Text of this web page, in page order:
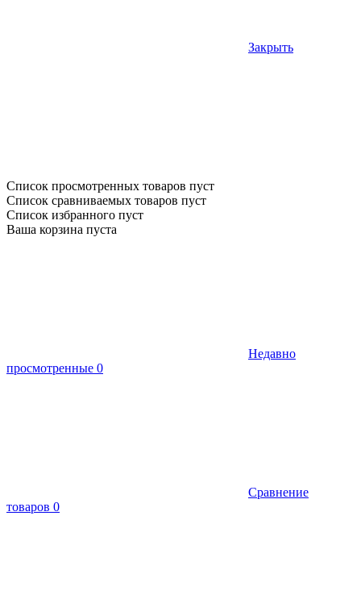
Закрыть
Список просмотренных товаров пуст
Список сравниваемых товаров пуст
Список избранного пуст
Ваша корзина пуста
Недавно
просмотренные 0
Сравнение
товаров 0